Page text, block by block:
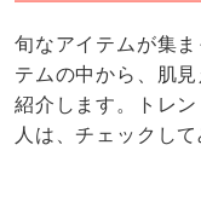
旬なアイテムが集
テムの中から、肌
紹介します。トレ
人は、チェックして